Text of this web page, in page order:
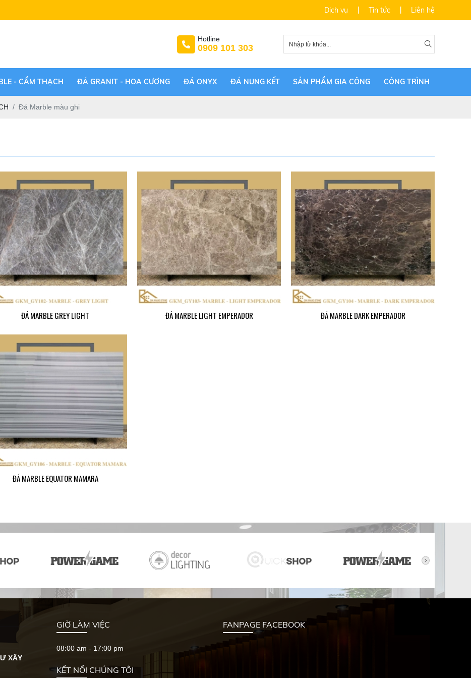
Dịch vụ Tin tức Liên hệ
Hotline
0909 101 303
- CẨM THẠCH ĐÁ GRANIT - HOA CƯƠNG ĐÁ ONYX ĐÁ NUNG KẾT SẢN PHẨM GIA CÔNG CÔNG TRÌNH
Đá Marble màu ghi
ĐÁ MARBLE GREY LIGHT ĐÁ MARBLE LIGHT EMPERADOR ĐÁ MARBLE DARK EMPERADOR
ĐÁ MARBLE EQUATOR MAMARA
XÂY
GIỜ LÀM VIỆC
08:00 am - 17:00 pm
KẾT NỐI CHÚNG TÔI
FANPAGE FACEBOOK